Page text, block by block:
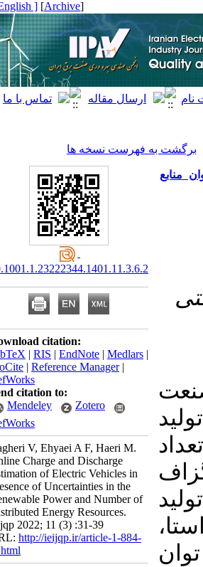
Archive
]
[ English ]
به فهرست نسخه ها
20.1001.1.23222344.1401.11.3.6.2
Download citation:
BibTeX|RIS|EndNote|Medlars
ProCite|Reference Manager
RefWorks
Send citation to:
Mendeley
Zotero
RefWorks
Bagheri V, Ehyaei A F, Haeri M.
Online Charge and Discharge
Estimation of Electric Vehicles in
Presence of Uncertainties in the
Renewable Power and Number of
Distributed Energy Resources.
ieijqp 2022; 11 (3) :31-39
URL:http://ieijqp.ir/article-1-884-
fa.html